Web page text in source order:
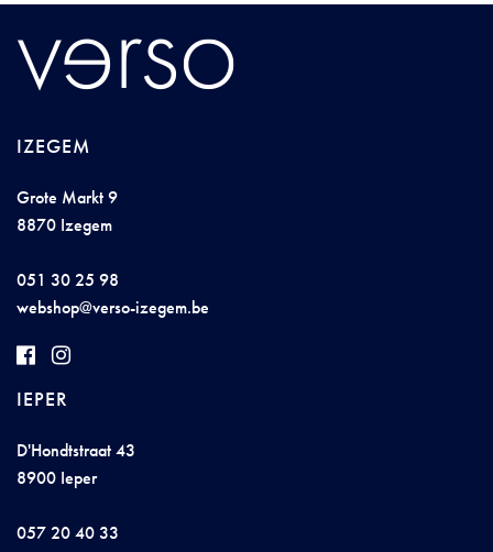
IZEGEM
Grote Markt 9
8870 Izegem
051 30 25 98
webshop@verso-izegem.be
IEPER
D'Hondtstraat 43
8900 Ieper
057 20 40 33